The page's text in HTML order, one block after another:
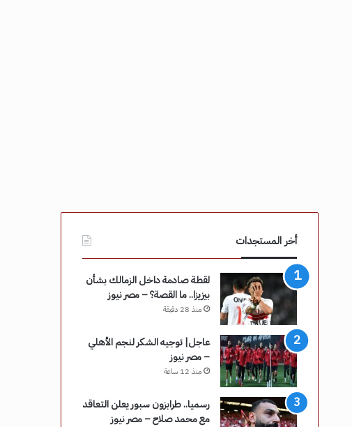
أخر المستجدات
لقطة صادمة داخل الزمالك بشأن
بيزيزا.. ما القصة؟ – مصر نيوز
منذ 28 دقيقة
عاجل| توجيه الشكر لنجم الأهلي
– مصر نيوز
منذ 12 ساعة
رسميا.. طرابزون سبور يعلن التعاقد
مع محمد صلاح – مصر نيوز